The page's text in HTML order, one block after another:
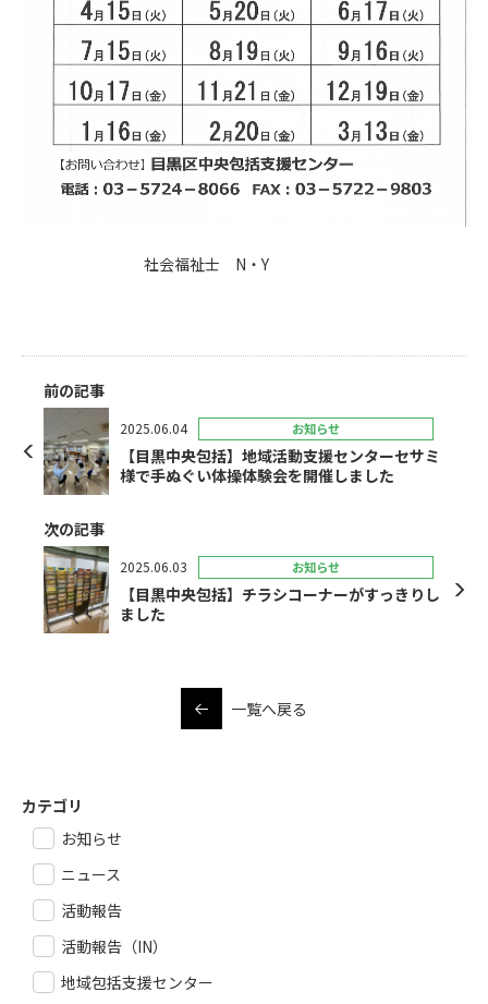
社会福祉士 N・Y
前の記事
2025.06.04 お知らせ
【目黒中央包括】地域活動支援センターセサミ
様で手ぬぐい体操体験会を開催しました
次の記事
2025.06.03 お知らせ
【目黒中央包括】チラシコーナーがすっきりし
ました
一覧へ戻る
カテゴリ
お知らせ
ニュース
活動報告
活動報告（IN）
地域包括支援センター